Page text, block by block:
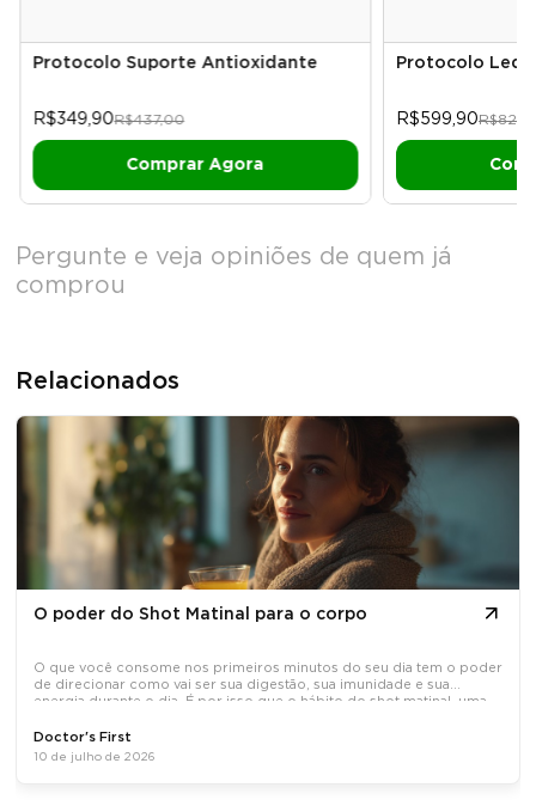
Protocolo Suporte Antioxidante
R$349,90R$437,00
Protocolo
R$599,90
Pergunte e veja opiniões de quem já
comprou
Relacionados
O poder do Shot Matinal para o corpo
O que você consome nos primeiros minutos do seu dia tem o poder
de direcionar como vai ser sua digestão, sua imunidade e sua
energia durante o dia. É por isso que o hábito do shot matinal, uma
Doctor's First
10 de julho de 2026